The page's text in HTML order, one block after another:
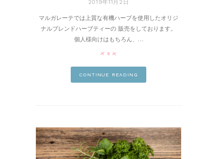
2019年11月2日
マルガレーテでは上質な有機ハーブを使用したオリジ
ナルブレンドハーブティーの 販売をしております。
個人様向けはもちろん、…
CONTINUE READING